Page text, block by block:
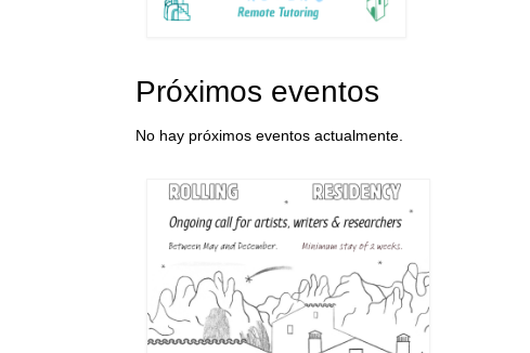
Próximos eventos
No hay próximos eventos actualmente.